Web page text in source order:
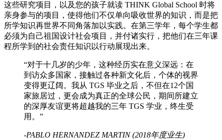
这些研究项目，以及您的孩子就读 THINK Global School 时将
亲身参与的项目，使得他们不仅单向吸收世界的知识，而是把
所学知识再世界不同角落加以实践。在第三学年，每个学生都
必须为自己祖国设计社会项目，并付诸实行，把他们在三年课
程所学到的社会责任知识以行动展现出来。
“对于十几岁的少年，这种经历实在意义深远：在
到访众多国家，接触过各种新文化后，个体的视界
变得更辽阔。我从 TGS 毕业之后，不但在12个国
家旅居过，更会成为真正的全球公民，期间所建立
的深厚友谊更将超越我的三年 TGS 学业，终生受
用。”
-PABLO HERNANDEZ MARTIN (2018年度业生)